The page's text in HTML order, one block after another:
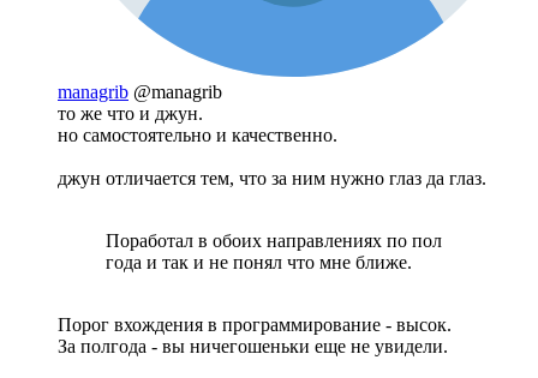
managrib @managrib
то же что и джун.
но самостоятельно и качественно.
джун отличается тем, что за ним нужно глаз да глаз.
Поработал в обоих направлениях по пол
года и так и не понял что мне ближе.
Порог вхождения в программирование - высок.
За полгода - вы ничегошеньки еще не увидели.